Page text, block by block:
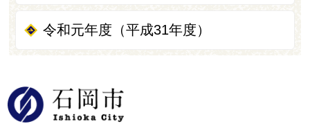
令和元年度（平成31年度）